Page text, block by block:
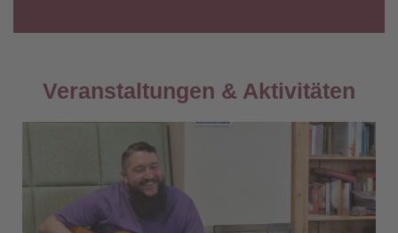
Veranstaltungen & Aktivitäten